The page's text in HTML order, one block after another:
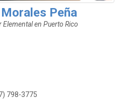
Peña
en Puerto Rico
798-3775